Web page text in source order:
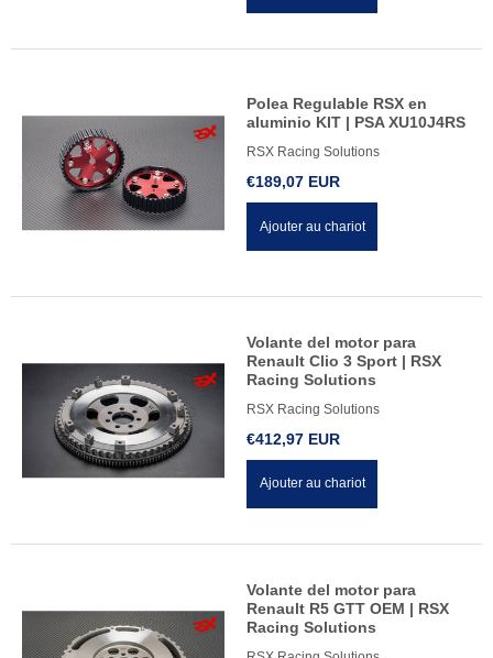
Polea Regulable RSX en
aluminio KIT | PSA XU10J4RS
RSX Racing Solutions
€189,07 EUR
Ajouter au chariot
Volante del motor para
Renault Clio 3 Sport | RSX
Racing Solutions
RSX Racing Solutions
€412,97 EUR
Ajouter au chariot
Volante del motor para
Renault R5 GTT OEM | RSX
Racing Solutions